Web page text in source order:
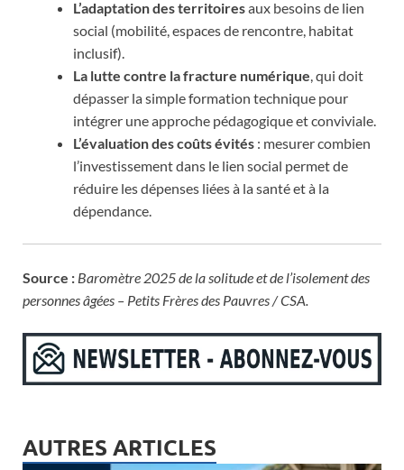
L’adaptation des territoiresaux besoins de lien
social (mobilité, espaces de rencontre, habitat
inclusif).
La lutte contre la fracture numérique, qui doit
dépasser la simple formation technique pour
intégrer une approche pédagogique et conviviale.
L’évaluation des coûts évités : mesurer combien
l’investissement dans le lien social permet de
réduire les dépenses liées à la santé et à la
dépendance.
Source : Baromètre 2025 de la solitude et de l’isolement des
personnes âgées – Petits Frères des Pauvres / CSA.
AUTRES ARTICLES